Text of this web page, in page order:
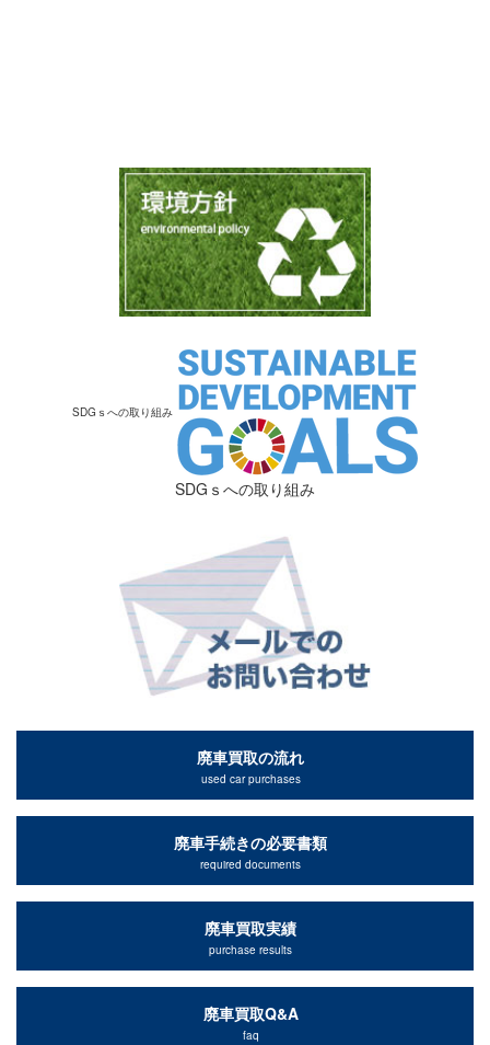
SDGｓへの取り組み
SDGｓへの取り組み
廃車買取の流れ
used car purchases
廃車手続きの必要書類
required documents
廃車買取実績
purchase results
廃車買取Q&A
faq